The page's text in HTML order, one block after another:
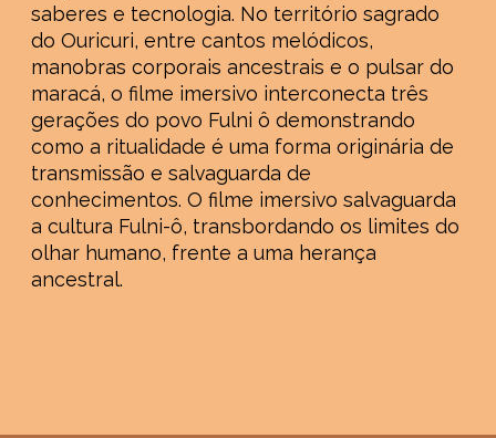
saberes e tecnologia. No território sagrado
do Ouricuri, entre cantos melódicos,
manobras corporais ancestrais e o pulsar do
maracá, o filme imersivo interconecta três
gerações do povo Fulni ô demonstrando
como a ritualidade é uma forma originária de
transmissão e salvaguarda de
conhecimentos. O filme imersivo salvaguarda
a cultura Fulni-ô, transbordando os limites do
olhar humano, frente a uma herança
ancestral.